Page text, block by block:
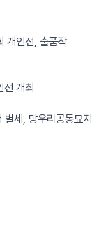
개인전, 출품작
개최
세, 망우리공동묘지